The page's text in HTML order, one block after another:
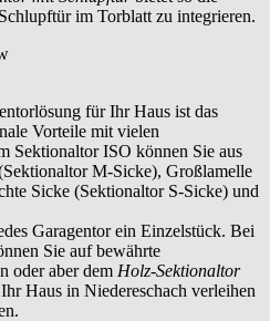
im Torblatt zu integrieren.
für Ihr Haus ist das
Vorteile mit vielen
Sektionaltor ISO können Sie aus
M-Sicke), Großlamelle
Sicke (Sektionaltor S-Sicke) und
Garagentor ein Einzelstück. Bei
Sie auf bewährte
oder aber dem Holz-Sektionaltor
Haus in Niedereschach verleihen